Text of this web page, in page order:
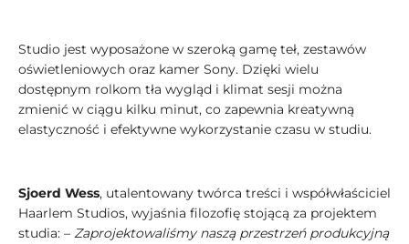
Studio jest wyposażone w szeroką gamę teł, zestawów
oświetleniowych oraz kamer Sony. Dzięki wielu
dostępnym rolkom tła wygląd i klimat sesji można
zmienić w ciągu kilku minut, co zapewnia kreatywną
elastyczność i efektywne wykorzystanie czasu w studiu.
Sjoerd Wess, utalentowany twórca treści i współwłaściciel
Haarlem Studios, wyjaśnia filozofię stojącą za projektem
studia: – Zaprojektowaliśmy naszą przestrzeń produkcyjną